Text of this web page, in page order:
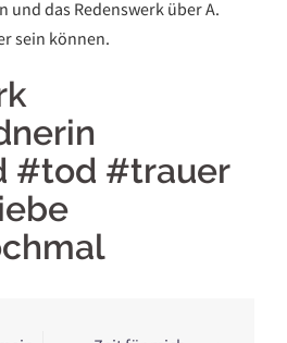
und das Redenswerk über A.
sein können.
#tod #trauer